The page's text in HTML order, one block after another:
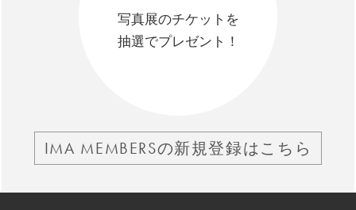
写真展のチケットを
抽選でプレゼント！
IMA MEMBERSの新規登録はこちら